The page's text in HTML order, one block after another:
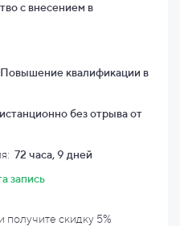
с внесением в
Повышение квалификации в
без отрыва от
72 часа, 9 дней
запись
получите скидку 5%